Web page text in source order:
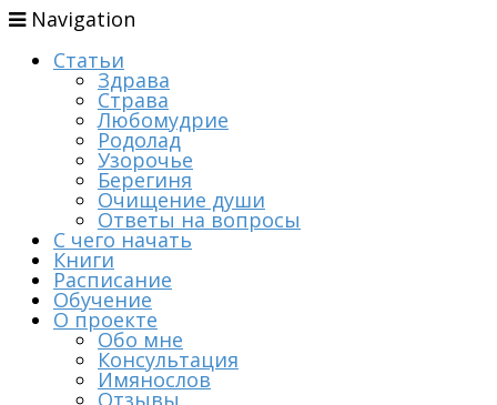
Navigation
Статьи
Здрава
Страва
Любомудрие
Родолад
Узорочье
Берегиня
Очищение души
Ответы на вопросы
С чего начать
Книги
Расписание
Обучение
О проекте
Обо мне
Консультация
Имянослов
Отзывы